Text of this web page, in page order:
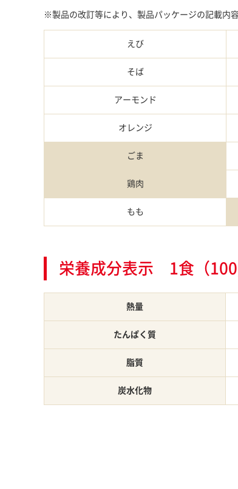
※製品の改訂等により、製品パッケージの記載内
えび
そば
アーモンド
オレンジ
ごま
鶏肉
もも
栄養成分表示 1食（
熱量
たんぱく質
脂質
炭水化物